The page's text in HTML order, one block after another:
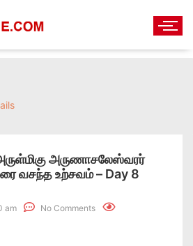
அருணாசலேஸ்வரர்
வசந்த உற்சவம் – Day 8
am No Comments